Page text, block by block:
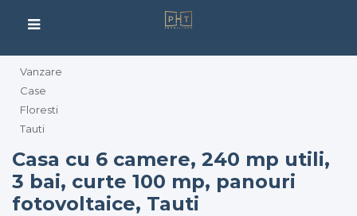
Vanzare
Case
Floresti
Tauti
Casa cu 6 camere, 240 mp utili,
3 bai, curte 100 mp, panouri
fotovoltaice, Tauti